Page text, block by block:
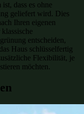
dass es ohne
geliefert wird. Dies
Ihren eigenen
entscheiden,
Haus schlüsselfertig
Flexibilität, je
möchten.